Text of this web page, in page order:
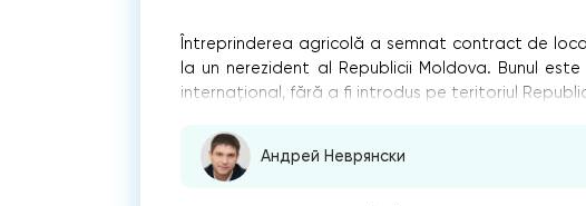
Întreprinderea agricolă a semnat contract de
la un nerezident al Republicii Moldova. Bunul
internațional, fără a fi introdus pe teritoriul
Андрей Неврянски